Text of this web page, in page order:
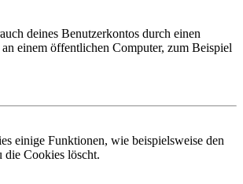
deines Benutzerkontos durch einen
einem öffentlichen Computer, zum Beispiel
einige Funktionen, wie beispielsweise den
die Cookies löscht.